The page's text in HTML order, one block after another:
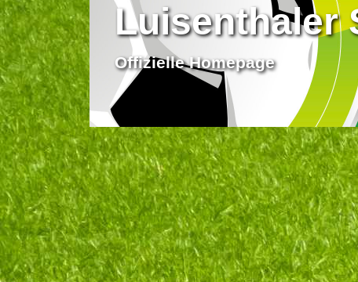
Luisenthaler
Offizielle Homepage